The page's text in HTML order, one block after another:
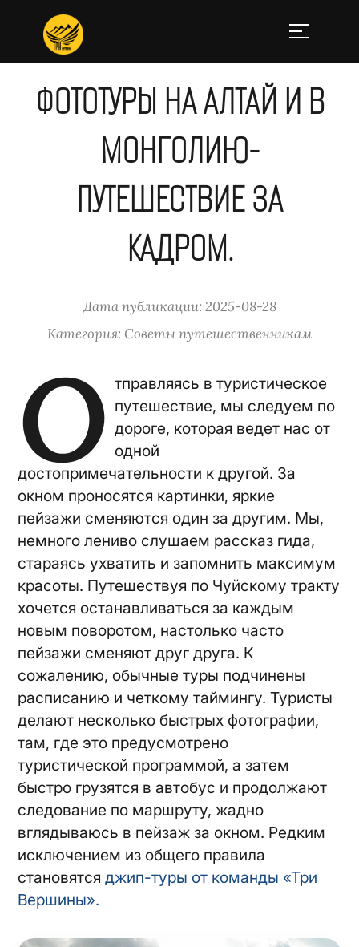
ФОТОТУРЫ НА АЛТАЙ И В
МОНГОЛИЮ-
ПУТЕШЕСТВИЕ ЗА
КАДРОМ.
Дата публикации: 2025-08-28
Категория: Советы путешественникам
О тправляясь в туристическое
путешествие, мы следуем по
дороге, которая ведет нас от
одной
достопримечательности к другой. За
окном проносятся картинки, яркие
пейзажи сменяются один за другим. Мы,
немного лениво слушаем рассказ гида,
стараясь ухватить и запомнить максимум
красоты. Путешествуя по Чуйскому тракту
хочется останавливаться за каждым
новым поворотом, настолько часто
пейзажи сменяют друг друга. К
сожалению, обычные туры подчинены
расписанию и четкому таймингу. Туристы
делают несколько быстрых фотографии,
там, где это предусмотрено
туристической программой, а затем
быстро грузятся в автобус и продолжают
следование по маршруту, жадно
вглядываюсь в пейзаж за окном. Редким
исключением из общего правила
становятсяджип-туры от команды «Три
Вершины».